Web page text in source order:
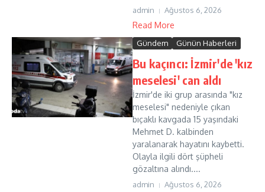
admin Ağustos 6, 2026
Read More
Gündem Günün Haberleri
Bu kaçıncı: İzmir'de 'kız
meselesi' can aldı
İzmir'de iki grup arasında "kız
meselesi" nedeniyle çıkan
bıçaklı kavgada 15 yaşındaki
Mehmet D. kalbinden
yaralanarak hayatını kaybetti.
Olayla ilgili dört şüpheli
gözaltına alındı....
admin Ağustos 6, 2026